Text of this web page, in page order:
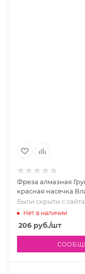
Фреза алмазная
красная насечка
Были скрыты с
Нет в наличии
206 руб./шт